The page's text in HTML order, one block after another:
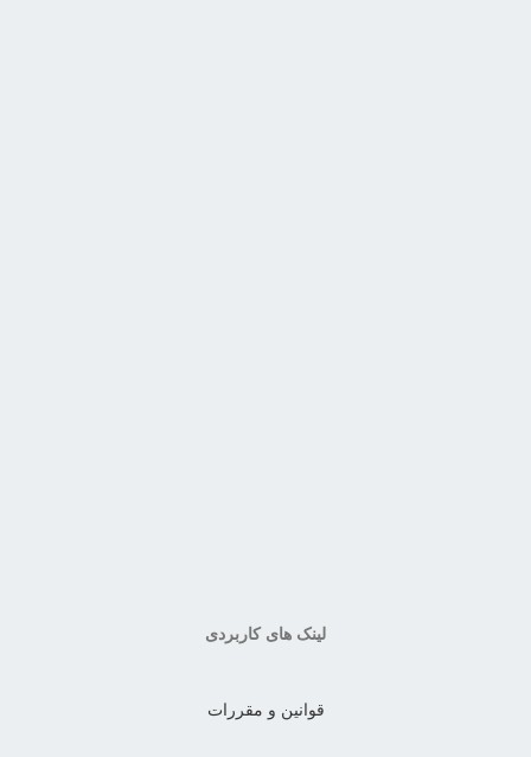
لینک های کاربردی
قوانین و مقررات